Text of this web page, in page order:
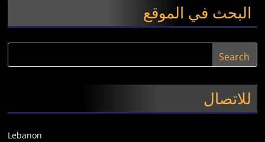
البحث في الموقع
للاتصال
Lebanon